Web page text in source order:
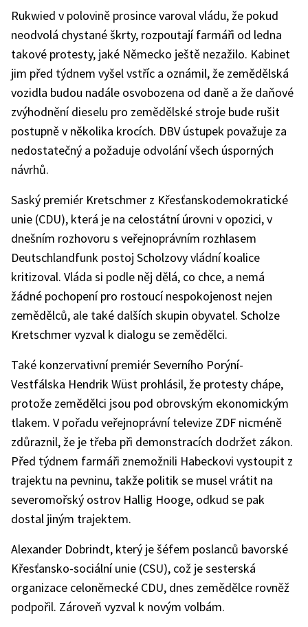
Rukwied v polovině prosince varoval vládu, že pokud
neodvolá chystané škrty, rozpoutají farmáři od ledna
takové protesty, jaké Německo ještě nezažilo. Kabinet
jim před týdnem vyšel vstříc a oznámil, že zemědělská
vozidla budou nadále osvobozena od daně a že daňové
zvýhodnění dieselu pro zemědělské stroje bude rušit
postupně v několika krocích. DBV ústupek považuje za
nedostatečný a požaduje odvolání všech úsporných
návrhů.
Saský premiér Kretschmer z Křesťanskodemokratické
unie (CDU), která je na celostátní úrovni v opozici, v
dnešním rozhovoru s veřejnoprávním rozhlasem
Deutschlandfunk postoj Scholzovy vládní koalice
kritizoval. Vláda si podle něj dělá, co chce, a nemá
žádné pochopení pro rostoucí nespokojenost nejen
zemědělců, ale také dalších skupin obyvatel. Scholze
Kretschmer vyzval k dialogu se zemědělci.
Také konzervativní premiér Severního Porýní-
Vestfálska Hendrik Wüst prohlásil, že protesty chápe,
protože zemědělci jsou pod obrovským ekonomickým
tlakem. V pořadu veřejnoprávní televize ZDF nicméně
zdůraznil, že je třeba při demonstracích dodržet zákon.
Před týdnem farmáři znemožnili Habeckovi vystoupit z
trajektu na pevninu, takže politik se musel vrátit na
severomořský ostrov Hallig Hooge, odkud se pak
dostal jiným trajektem.
Alexander Dobrindt, který je šéfem poslanců bavorské
Křesťansko-sociální unie (CSU), což je sesterská
organizace celoněmecké CDU, dnes zemědělce rovněž
podpořil. Zároveň vyzval k novým volbám.